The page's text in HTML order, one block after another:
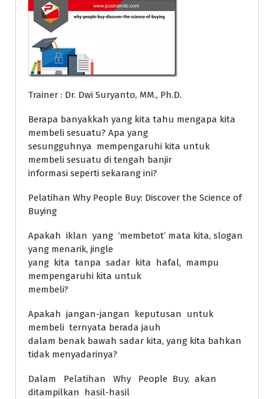
Trainer : Dr. Dwi Suryanto, MM., Ph.D.
Berapa banyakkah yang kita tahu mengapa kita
membeli sesuatu? Apa yang
sesungguhnya mempengaruhi kita untuk
membeli sesuatu di tengah banjir
informasi seperti sekarang ini?
Pelatihan Why People Buy: Discover the Science of
Buying
Apakah iklan yang ‘membetot’ mata kita, slogan
yang menarik, jingle
yang kita tanpa sadar kita hafal, mampu
mempengaruhi kita untuk
membeli?
Apakah jangan-jangan keputusan untuk
membeli ternyata berada jauh
dalam benak bawah sadar kita, yang kita bahkan
tidak menyadarinya?
Dalam Pelatihan Why People Buy, akan
ditampilkan hasil-hasil